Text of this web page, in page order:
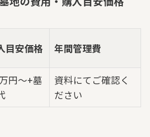
目安価格 年間管理費
円～+墓
資料にてご確認く
ださい